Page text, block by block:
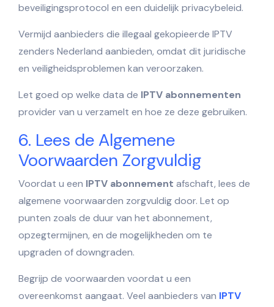
beveiligingsprotocol en een duidelijk privacybeleid.
Vermijd aanbieders die illegaal gekopieerde IPTV
zenders Nederland aanbieden, omdat dit juridische
en veiligheidsproblemen kan veroorzaken.
Let goed op welke data de IPTV abonnementen
provider van u verzamelt en hoe ze deze gebruiken.
6. Lees de Algemene
Voorwaarden Zorgvuldig
Voordat u een IPTV abonnement afschaft, lees de
algemene voorwaarden zorgvuldig door. Let op
punten zoals de duur van het abonnement,
opzegtermijnen, en de mogelijkheden om te
upgraden of downgraden.
Begrijp de voorwaarden voordat u een
overeenkomst aangaat. Veel aanbieders van IPTV